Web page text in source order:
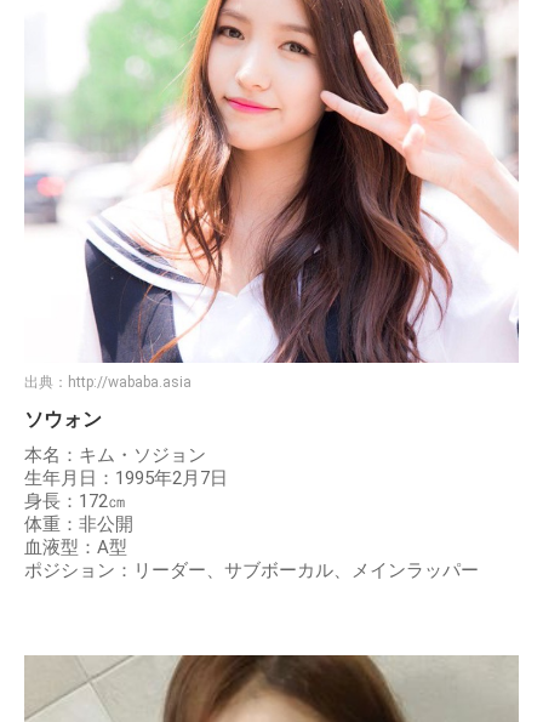
出典： http://wababa.asia
ソウォン
本名：キム・ソジョン
生年月日：1995年2月7日
身長：172㎝
体重：非公開
血液型：A型
ポジション：リーダー、サブボーカル、メインラッパー